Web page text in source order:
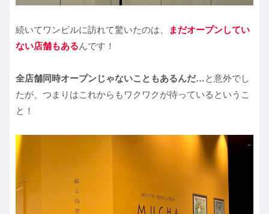
続いてワンビルに訪れて驚いたのは、
まだオープンしてい
ない店舗もあるんです！
全店舗同時オープンじゃないこともあるんだ…と意外でし
たが、つまりはこれからもワクワクが待っているというこ
と！